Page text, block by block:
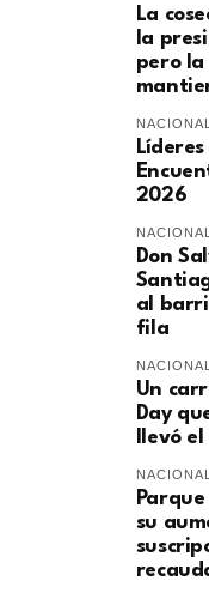
La
la
pero
2026
Don
al
fila
Un
Day
llevó
su